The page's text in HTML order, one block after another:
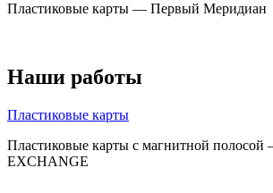
Пластиковые карты — Первый Меридиан
Наши работы
Пластиковые карты
Пластиковые карты с магнитной
EXCHANGE